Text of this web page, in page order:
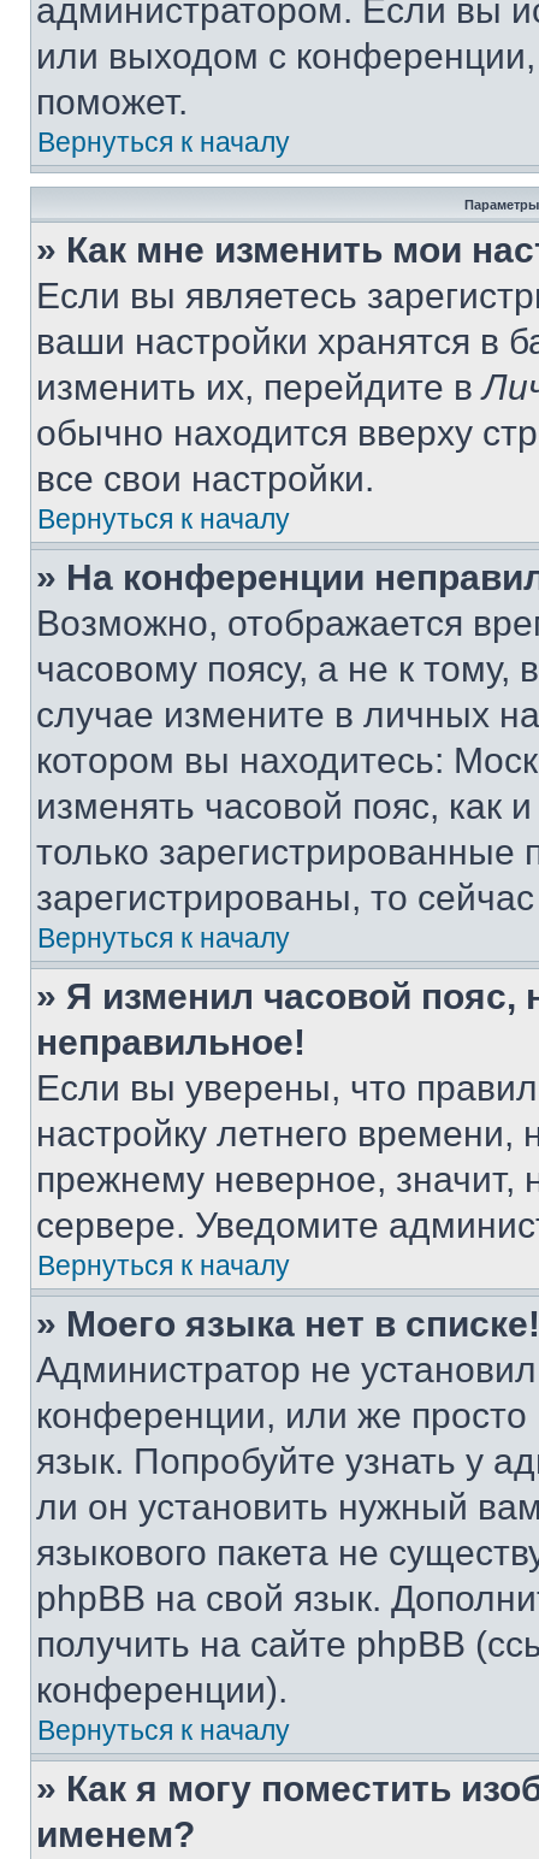
администратором. Если вы
или выходом с
поможет.
Вернуться к началу
Параметры
» Как мне изменить мои
Если вы являетесь
ваши настройки хранятся в
изменить их, перейдите в
обычно находится вверху
все свои настройки.
Вернуться к началу
» На конференции
Возможно, отображается
часовому поясу, а не к тому,
случае измените в личных
котором вы находитесь:
изменять часовой пояс, как
только
зарегистрированы, то
Вернуться к началу
» Я изменил часовой пояс,
неправильное!
Если вы уверены, что
настройку летнего
прежнему неверное, значит,
сервере. Уведомите
Вернуться к началу
» Моего языка нет в списке!
Администратор не
конференции, или же
язык. Попробуйте узнать у
ли он установить нужный
языкового пакета не
phpBB на свой язык.
получить на сайте phpBB
конференции).
Вернуться к началу
» Как я могу поместить
именем?